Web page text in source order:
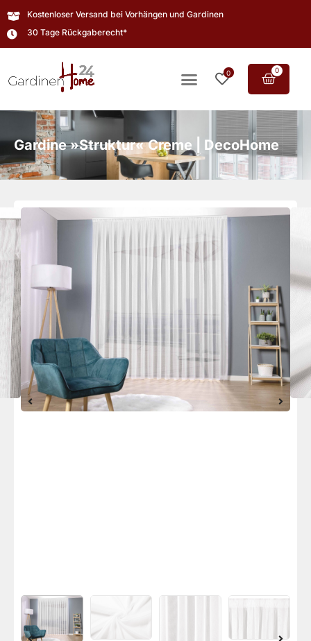
Kostenloser Versand bei Vorhängen und Gardinen
30 Tage Rückgaberecht*
0 0
Gardine »Struktur« Creme | DecoHome